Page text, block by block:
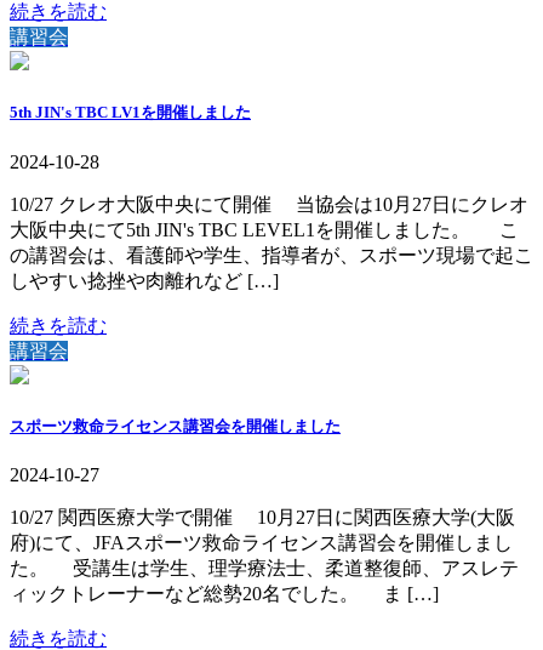
続きを読む
講習会
5th JIN's TBC LV1を開催しました
2024-10-28
10/27 クレオ大阪中央にて開催 当協会は10月27日にクレオ
大阪中央にて5th JIN's TBC LEVEL1を開催しました。 こ
の講習会は、看護師や学生、指導者が、スポーツ現場で起こ
しやすい捻挫や肉離れなど […]
続きを読む
講習会
スポーツ救命ライセンス講習会を開催しました
2024-10-27
10/27 関西医療大学で開催 10月27日に関西医療大学(大阪
府)にて、JFAスポーツ救命ライセンス講習会を開催しまし
た。 受講生は学生、理学療法士、柔道整復師、アスレテ
ィックトレーナーなど総勢20名でした。 ま […]
続きを読む